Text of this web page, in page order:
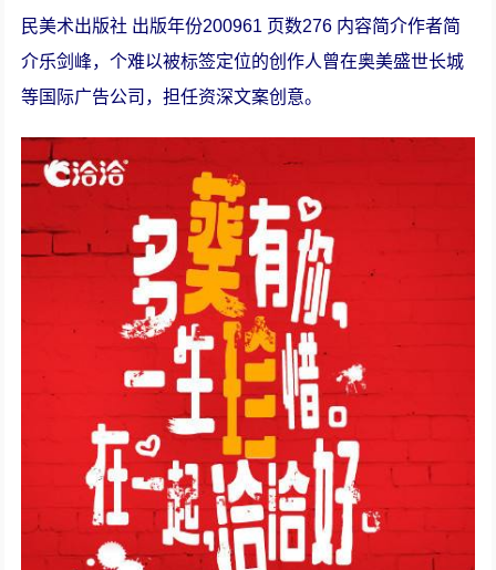
民美术出版社 出版年份200961 页数276 内容简介作者简
介乐剑峰，个难以被标签定位的创作人曾在奥美盛世长城
等国际广告公司，担任资深文案创意。